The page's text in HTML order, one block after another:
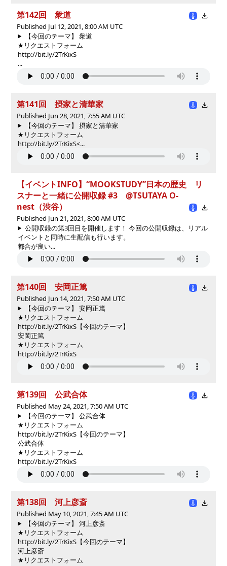
第142回 衆道
Published Jul 12, 2021, 8:00 AM UTC
【今回のテーマ】 衆道
★リクエストフォーム
http://bit.ly/2TrKixS
...
第141回 摂家と清華家
Published Jun 28, 2021, 7:55 AM UTC
【今回のテーマ】 摂家と清華家
★リクエストフォーム
http://bit.ly/2TrKixS<...
【イベントINFO】“MOOKSTUDY”日本の歴史 リ
スナーと一緒に公開収録 #3 @TSUTAYA O-
nest（渋谷）
Published Jun 21, 2021, 8:00 AM UTC
公開収録の第3回目を開催します！ 今回の公開収録は、リアル
イベントと同時に生配信も行います。
都合が良い...
第140回 安岡正篤
Published Jun 14, 2021, 7:50 AM UTC
【今回のテーマ】 安岡正篤
★リクエストフォーム
http://bit.ly/2TrKixS 【今回のテーマ】
安岡正篤
★リクエストフォーム
http://bit.ly/2TrKixS
第139回 公武合体
Published May 24, 2021, 7:50 AM UTC
【今回のテーマ】 公武合体
★リクエストフォーム
http://bit.ly/2TrKixS 【今回のテーマ】
公武合体
★リクエストフォーム
http://bit.ly/2TrKixS
第138回 河上彦斎
Published May 10, 2021, 7:45 AM UTC
【今回のテーマ】 河上彦斎
★リクエストフォーム
http://bit.ly/2TrKixS 【今回のテーマ】
河上彦斎
★リクエストフォーム